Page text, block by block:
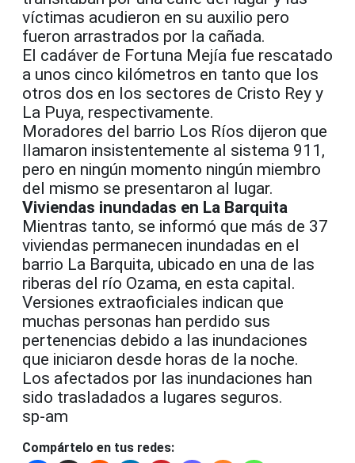
víctimas acudieron en su auxilio pero
fueron arrastrados por la cañada.
El cadáver de Fortuna Mejía fue rescatado
a unos cinco kilómetros en tanto que los
otros dos en los sectores de Cristo Rey y
La Puya, respectivamente.
Moradores del barrio Los Ríos dijeron que
llamaron insistentemente al sistema 911,
pero en ningún momento ningún miembro
del mismo se presentaron al lugar.
Viviendas inundadas en La Barquita
Mientras tanto, se informó que más de 37
viviendas permanecen inundadas en el
barrio La Barquita, ubicado en una de las
riberas del río Ozama, en esta capital.
Versiones extraoficiales indican que
muchas personas han perdido sus
pertenencias debido a las inundaciones
que iniciaron desde horas de la noche.
Los afectados por las inundaciones han
sido trasladados a lugares seguros.
sp-am
Compártelo en tus redes: